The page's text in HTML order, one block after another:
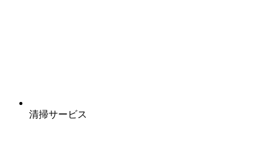
清掃サービス